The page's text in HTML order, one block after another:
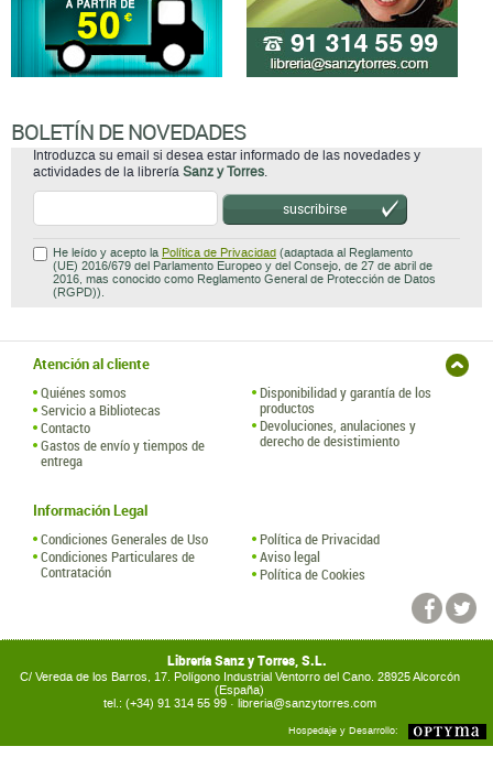
BOLETÍN DE NOVEDADES
Introduzca su email si desea estar informado de las novedades y
actividades de la librería Sanz y Torres
suscribirse
He leído y acepto la Política de Privacidad (adaptada al Reglamento
(UE) 2016/679 del Parlamento Europeo y del Consejo, de 27 de abril de
2016, mas conocido como Reglamento General de Protección de Datos
(RGPD)).
Atención al cliente
Quiénes somos
Servicio a Bibliotecas
Contacto
Gastos de envío y tiempos de
entrega
Disponibilidad y garantía de los
productos
Devoluciones, anulaciones y
derecho de desistimiento
Información Legal
Condiciones Generales de Uso
Condiciones Particulares de
Contratación
Política de Privacidad
Aviso legal
Política de Cookies
Librería Sanz y Torres, S.L.
C/ Vereda de los Barros, 17. Polígono Industrial Ventorro del Cano. 28925 Alcorcón
(España)
tel.: (+34) 91 314 55 99 · libreria@sanzytorres.com
Hospedaje y Desarrollo: